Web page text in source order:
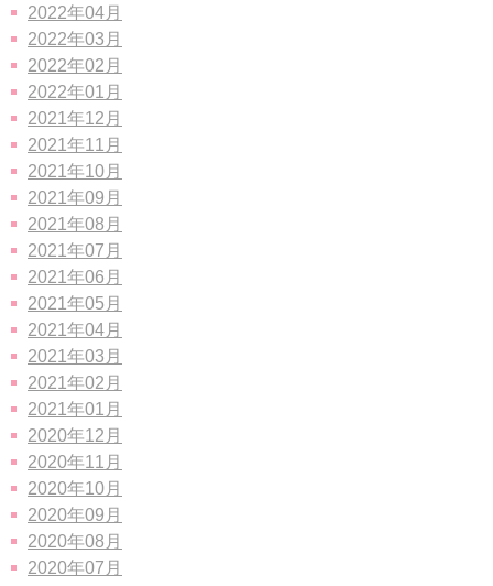
2022年04月
2022年03月
2022年02月
2022年01月
2021年12月
2021年11月
2021年10月
2021年09月
2021年08月
2021年07月
2021年06月
2021年05月
2021年04月
2021年03月
2021年02月
2021年01月
2020年12月
2020年11月
2020年10月
2020年09月
2020年08月
2020年07月